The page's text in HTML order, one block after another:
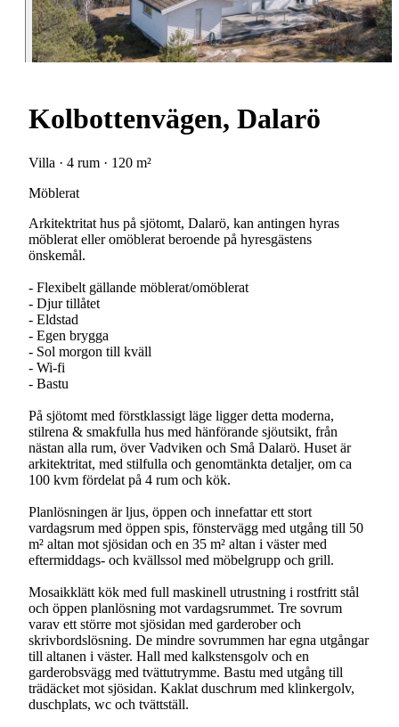
Kolbottenvägen, Dalarö
Villa · 4 rum · 120 m²
Möblerat
Arkitektritat hus på sjötomt, Dalarö, kan antingen hyras
möblerat eller omöblerat beroende på hyresgästens
önskemål.
- Flexibelt gällande möblerat/omöblerat
- Djur tillåtet
- Eldstad
- Egen brygga
- Sol morgon till kväll
- Wi-fi
- Bastu
På sjötomt med förstklassigt läge ligger detta moderna,
stilrena & smakfulla hus med hänförande sjöutsikt, från
nästan alla rum, över Vadviken och Små Dalarö. Huset är
arkitektritat, med stilfulla och genomtänkta detaljer, om ca
100 kvm fördelat på 4 rum och kök.
Planlösningen är ljus, öppen och innefattar ett stort
vardagsrum med öppen spis, fönstervägg med utgång till 50
m² altan mot sjösidan och en 35 m² altan i väster med
eftermiddags- och kvällssol med möbelgrupp och grill.
Mosaikklätt kök med full maskinell utrustning i rostfritt stål
och öppen planlösning mot vardagsrummet. Tre sovrum
varav ett större mot sjösidan med garderober och
skrivbordslösning. De mindre sovrummen har egna utgångar
till altanen i väster. Hall med kalkstensgolv och en
garderobsvägg med tvättutrymme. Bastu med utgång till
trädäcket mot sjösidan. Kaklat duschrum med klinkergolv,
duschplats, wc och tvättställ.